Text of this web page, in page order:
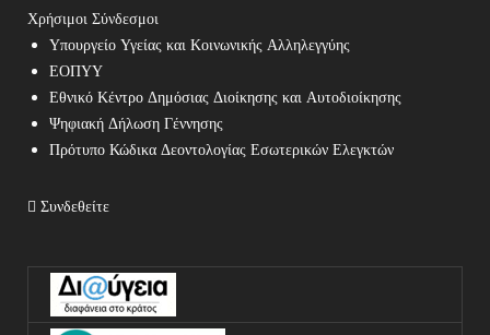
Χρήσιμοι Σύνδεσμοι
Υπουργείο Υγείας και Κοινωνικής Αλληλεγγύης
ΕΟΠΥΥ
Εθνικό Κέντρο Δημόσιας Διοίκησης και Αυτοδιοίκησης
Ψηφιακή Δήλωση Γέννησης
Πρότυπο Κώδικα Δεοντολογίας Εσωτερικών Ελεγκτών
Συνδεθείτε